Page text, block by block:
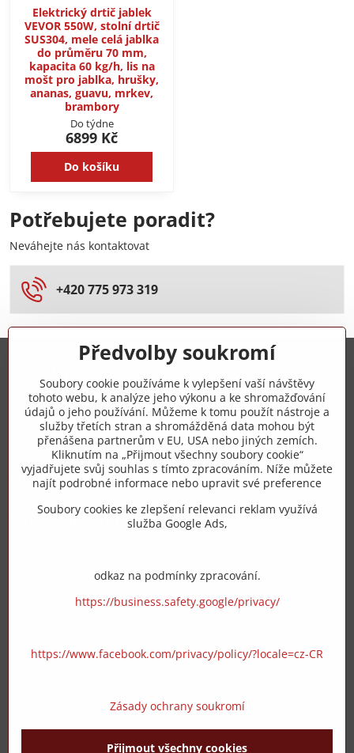
Elektrický drtič jablek
VEVOR 550W, stolní drtič
SUS304, mele celá jablka
do průměru 70 mm,
kapacita 60 kg/h, lis na
mošt pro jablka, hrušky,
ananas, guavu, mrkev,
brambory
Do týdne
6899 Kč
Do košíku
Potřebujete poradit?
Neváhejte nás kontaktovat
+420 775 973 319
+420 775 973 319
info​@zipzop​.cz
Objednávky
Vše k nákupu
Předvolby soukromí
Soubory cookie používáme k vylepšení vaší návštěvy
tohoto webu, k analýze jeho výkonu a ke shromažďování
údajů o jeho používání. Můžeme k tomu použít nástroje a
služby třetích stran a shromážděná data mohou být
přenášena partnerům v EU, USA nebo jiných zemích.
Kliknutím na „Přijmout všechny soubory cookie“
vyjadřujete svůj souhlas s tímto zpracováním. Níže můžete
najít podrobné informace nebo upravit své preference
Soubory cookies ke zlepšení relevanci reklam využívá
služba Google Ads,
odkaz na podmínky zpracování.
https://business.safety.google/privacy/
https://www.facebook.com/privacy/policy/?locale=cz-CR
Zásady ochrany soukromí
Přijmout všechny cookies